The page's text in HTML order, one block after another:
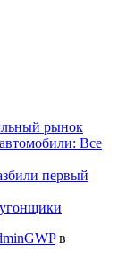
рынок
Все
первый
в